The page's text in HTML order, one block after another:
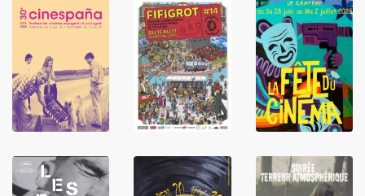
LIRE
LIRE
LIRE